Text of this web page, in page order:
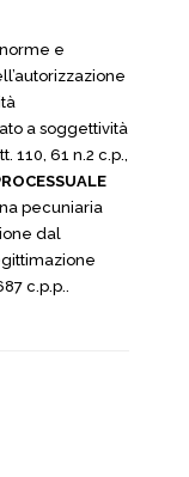
e
a soggettività
110, 61 n.2 c.p.,
pecuniaria
dal
c.p.p..